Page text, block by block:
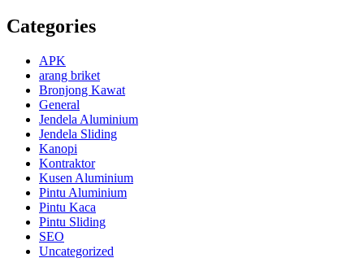
Categories
APK
arang briket
Bronjong Kawat
General
Jendela Aluminium
Jendela Sliding
Kanopi
Kontraktor
Kusen Aluminium
Pintu Aluminium
Pintu Kaca
Pintu Sliding
SEO
Uncategorized